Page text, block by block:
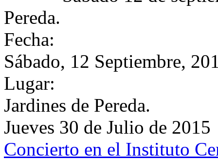
Pereda.
Fecha:
Sábado, 12 Septiembre,
Lugar:
Jardines de Pereda.
Jueves 30 de Julio de 2015
Concierto en el Instituto